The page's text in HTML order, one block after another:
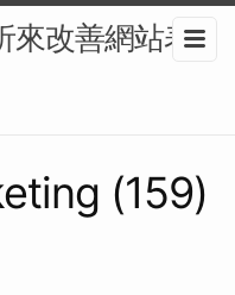
來改善網站表
(159)